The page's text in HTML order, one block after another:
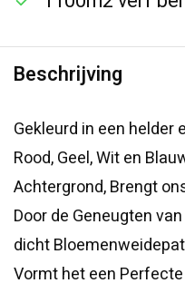
Beschrijving
Gekleurd in een helder
Rood, Geel, Wit en
Achtergrond, Brengt
Door de Geneugten
dicht
Vormt het een